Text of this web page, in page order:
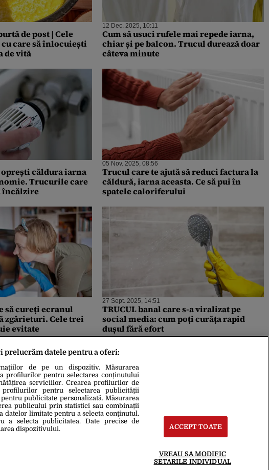
de post | Cele
care să înlocuiești
de vită
12 Dec. 2025, 10:11
Cum să usuci rufele mai repede iarna,
chiar și pe balcon. Trucul durează doar
câteva minute
oprești căldura iarna
Trucurile care
încălzire
05 Nov. 2025, 08:56
Trucul care te ajută să reduci factura la
căldură, iarna aceasta. Ce să pui în
spatele caloriferului
să cureți ecranul
zgârieturi. Cele trei
evitate
27 Sept. 2025, 14:51
TRUCUL banal care s-a viralizat pe
social media: cum poți curăța rapid
dușul fără efort
prelucrăm datele pentru a oferi:
de pe un dispozitiv. Măsurarea
profilurilor pentru selectarea conținutului
serviciilor. Crearea profilurilor de
pentru selectarea publicității
publicitate personalizată. Măsurarea
publicului prin statistici sau combinații
datelor limitate pentru a selecta conținutul.
a selecta publicitatea. Date precise de
dispozitivului.
ACCEPT TOATE
VREAU SA MODIFIC
SETARILE INDIVIDUAL